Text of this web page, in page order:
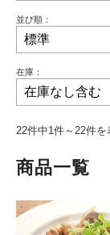
並び順：
在庫：
22件中1件～22件を
商品一覧